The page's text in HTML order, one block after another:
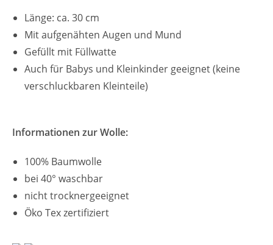
Länge: ca. 30 cm
Mit aufgenähten Augen und Mund
Gefüllt mit Füllwatte
Auch für Babys und Kleinkinder geeignet (keine
verschluckbaren Kleinteile)
Informationen zur Wolle:
100% Baumwolle
bei 40° waschbar
nicht trocknergeeignet
Öko Tex zertifiziert